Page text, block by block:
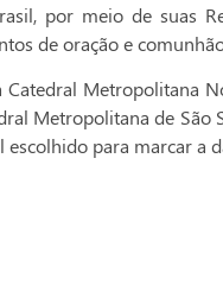
por meio de suas
de oração e
Metropolitana
Metropolitana de São
para marcar a